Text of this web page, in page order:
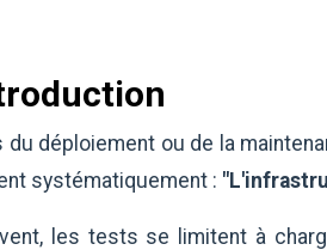
du déploiement ou de la
systématiquement :
les tests se limitent à